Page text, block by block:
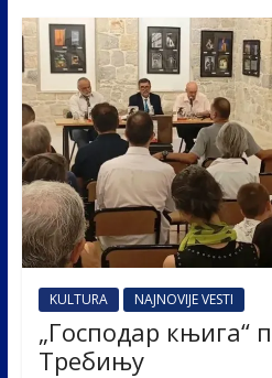
o
o
k
dI
n
KULTURA NAJNOVIJE VESTI
„Господар књига“
Требињу